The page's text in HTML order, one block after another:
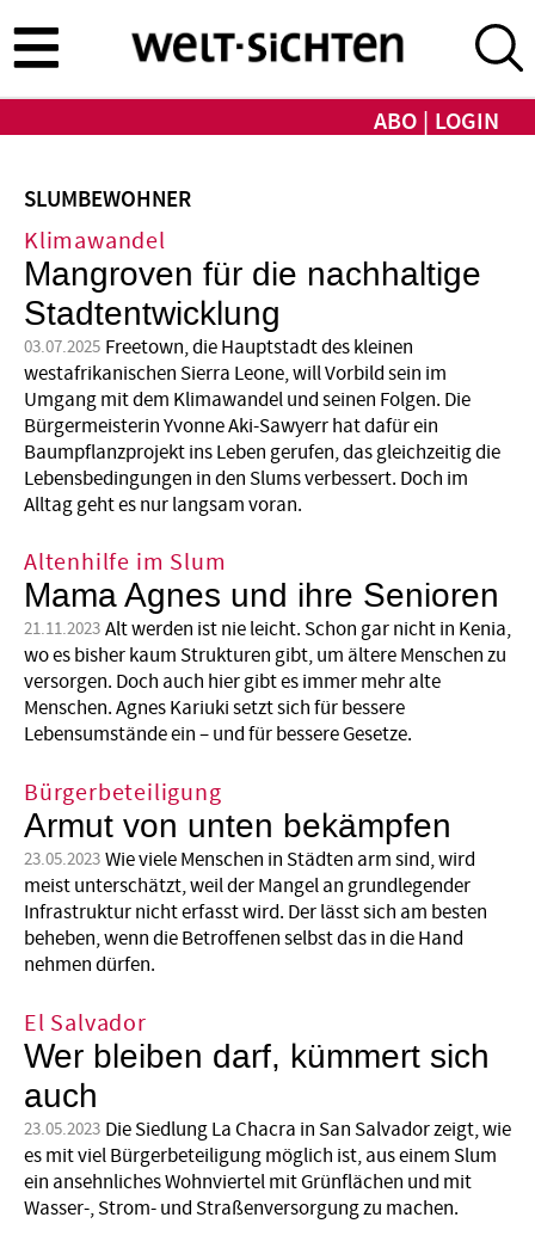
zum
Inhalt
ABO LOGIN
SLUMBEWOHNER
Klimawandel
Mangroven für die nachhaltige
Stadtentwicklung
03.07.2025 Freetown, die Hauptstadt des kleinen
westafrikanischen Sierra Leone, will Vorbild sein im
Umgang mit dem Klimawandel und seinen Folgen. Die
Bürgermeisterin Yvonne Aki-Sawyerr hat dafür ein
Baumpflanzprojekt ins Leben gerufen, das gleichzeitig die
Lebensbedingungen in den Slums verbessert. Doch im
Alltag geht es nur langsam voran.
Altenhilfe im Slum
Mama Agnes und ihre Senioren
21.11.2023 Alt werden ist nie leicht. Schon gar nicht in Kenia,
wo es bisher kaum Strukturen gibt, um ältere Menschen zu
versorgen. Doch auch hier gibt es immer mehr alte
Menschen. Agnes Kariuki setzt sich für bessere
Lebensumstände ein – und für bessere Gesetze.
Bürgerbeteiligung
Armut von unten bekämpfen
23.05.2023 Wie viele Menschen in Städten arm sind, wird
meist unterschätzt, weil der Mangel an grundlegender
Infrastruktur nicht erfasst wird. Der lässt sich am besten
beheben, wenn die Betroffenen selbst das in die Hand
nehmen dürfen.
El Salvador
Wer bleiben darf, kümmert sich
auch
23.05.2023 Die Siedlung La Chacra in San Salvador zeigt, wie
es mit viel Bürger­beteiligung möglich ist, aus einem Slum
ein ansehnliches Wohnviertel mit Grünflächen und mit
Wasser-, Strom- und Straßenversorgung zu machen.